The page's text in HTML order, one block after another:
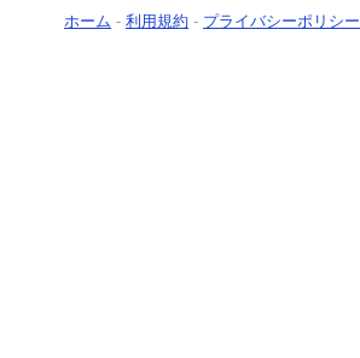
ホーム - 利用規約 - プライバシーポリシー